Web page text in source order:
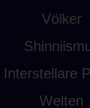
Völker
Interstellare
Welten